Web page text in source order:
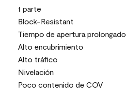
1 parte
Block-Resistant
Tiempo de apertura prolongado
Alto encubrimiento
Alto tráfico
Nivelación
Poco contenido de COV